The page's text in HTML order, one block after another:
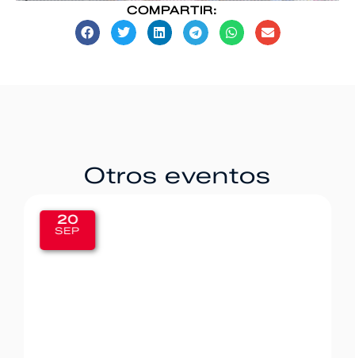
COMPARTIR:
Otros eventos
20
SEP